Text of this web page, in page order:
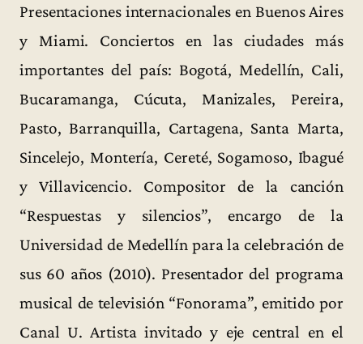
Presentaciones internacionales en Buenos Aires
y Miami. Conciertos en las ciudades más
importantes del país: Bogotá, Medellín, Cali,
Bucaramanga, Cúcuta, Manizales, Pereira,
Pasto, Barranquilla, Cartagena, Santa Marta,
Sincelejo, Montería, Cereté, Sogamoso, Ibagué
y Villavicencio. Compositor de la canción
“Respuestas y silencios”, encargo de la
Universidad de Medellín para la celebración de
sus 60 años (2010). Presentador del programa
musical de televisión “Fonorama”, emitido por
Canal U. Artista invitado y eje central en el